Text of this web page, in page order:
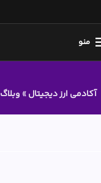
منو
آکادمی ارز دیجیتال» وبلاگ